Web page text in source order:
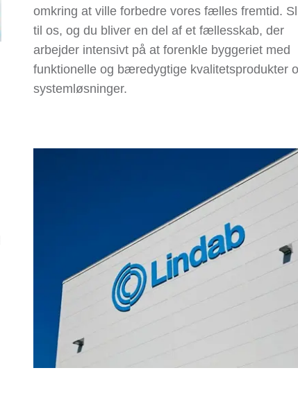
omkring at ville forbedre vores fælles fremtid.
til os, og du bliver en del af et fællesskab, der
arbejder intensivt på at forenkle byggeriet med
funktionelle og bæredygtige kvalitetsprodukter
systemløsninger.